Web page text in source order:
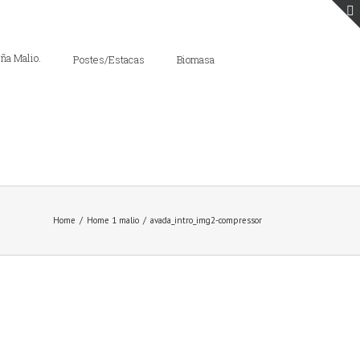
Postes/Estacas Biomasa
Home / Home 1 malio / avada_intro_img2-compressor